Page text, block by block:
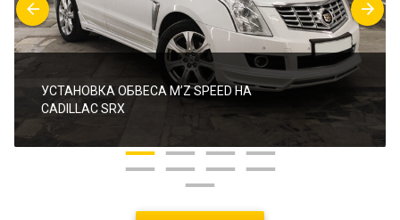
УСТАНОВКА ОБВЕСА M’Z SPEED НА
CADILLAC SRX